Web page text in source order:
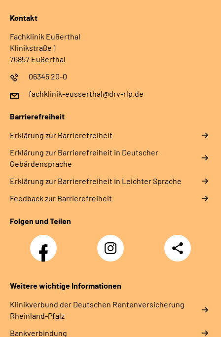
Kontakt
Fachklinik Eußerthal
Klinikstraße 1
76857 Eußerthal
06345 20-0
fachklinik-eusserthal@drv-rlp.de
Barrierefreiheit
Erklärung zur Barrierefreiheit
Erklärung zur Barrierefreiheit in Deutscher
Gebärdensprache
Erklärung zur Barrierefreiheit in Leichter Sprache
Feedback zur Barrierefreiheit
Folgen und Teilen
Facebook
Instagram
DRV
Nachwuchskräfte
Teilen
Weitere wichtige Informationen
Klinikverbund der Deutschen Rentenversicherung
Rheinland-Pfalz
Bankverbindung